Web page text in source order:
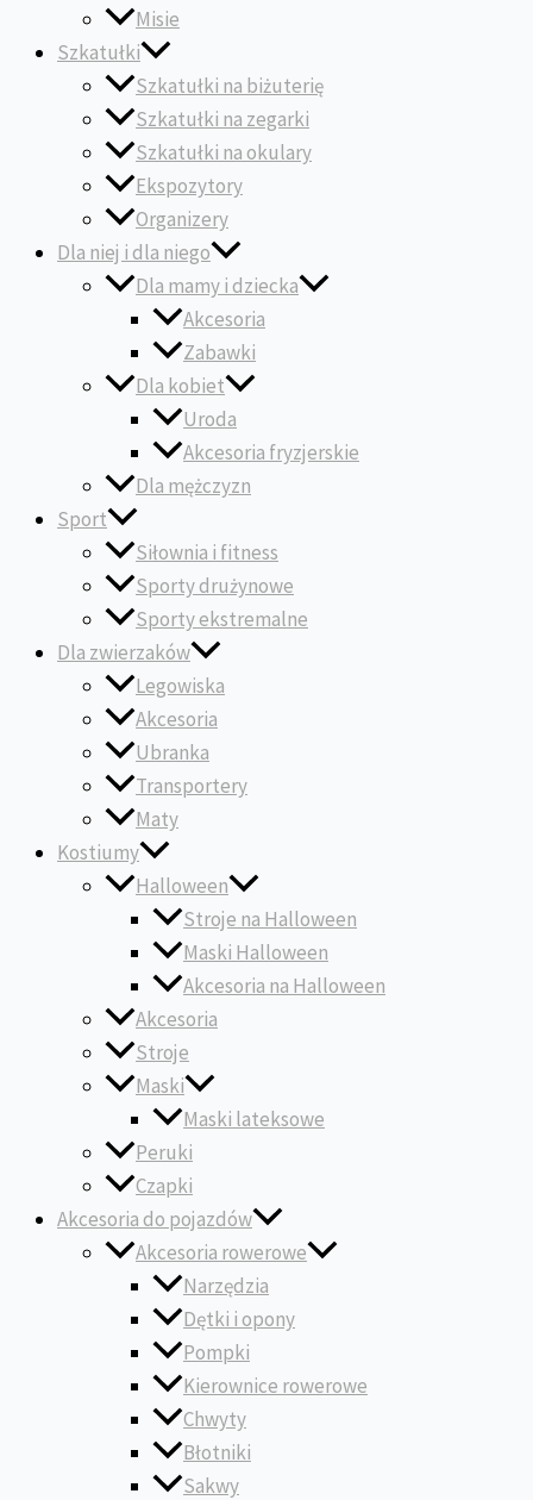
Misie
Szkatułki
Szkatułki na biżuterię
Szkatułki na zegarki
Szkatułki na okulary
Ekspozytory
Organizery
Dla niej i dla niego
Dla mamy i dziecka
Akcesoria
Zabawki
Dla kobiet
Uroda
Akcesoria fryzjerskie
Dla mężczyzn
Sport
Siłownia i fitness
Sporty drużynowe
Sporty ekstremalne
Dla zwierzaków
Legowiska
Akcesoria
Ubranka
Transportery
Maty
Kostiumy
Halloween
Stroje na Halloween
Maski Halloween
Akcesoria na Halloween
Akcesoria
Stroje
Maski
Maski lateksowe
Peruki
Czapki
Akcesoria do pojazdów
Akcesoria rowerowe
Narzędzia
Dętki i opony
Pompki
Kierownice rowerowe
Chwyty
Błotniki
Sakwy